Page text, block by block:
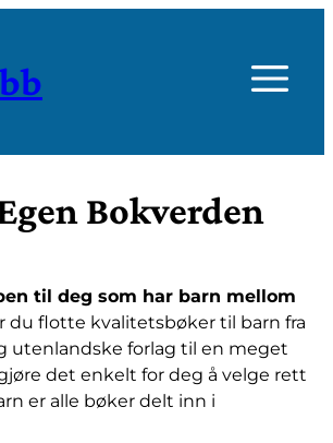
Bokverden
til deg som har barn mellom
du flotte kvalitetsbøker til barn fra
utenlandske forlag til en meget
det enkelt for deg å velge rett
er alle bøker delt inn i